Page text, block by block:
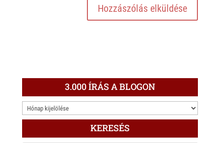
3.000 ÍRÁS A BLOGON
3.000
ÍRÁS
KERESÉS